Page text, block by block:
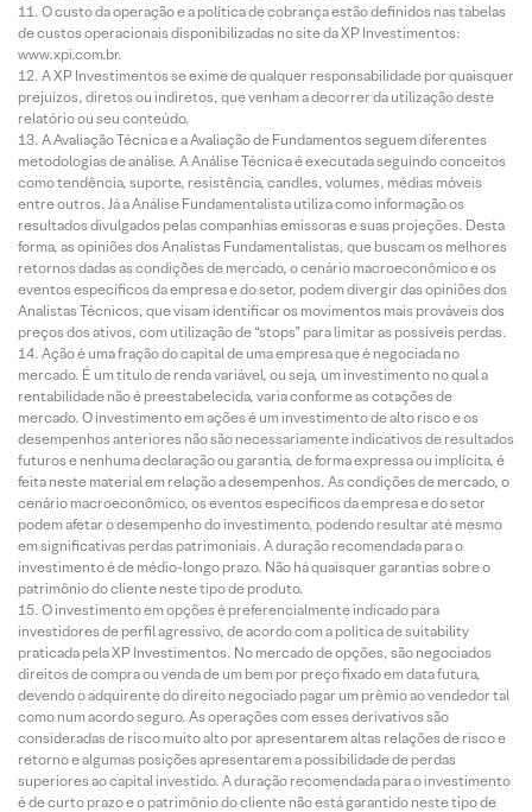
O custo da operação e a política de cobrança estão definidos nas tabelas
de custos operacionais disponibilizadas no site da XP Investimentos:
www.xpi.com.br.
A XP Investimentos se exime de qualquer responsabilidade por quaisquer
prejuízos, diretos ou indiretos, que venham a decorrer da utilização deste
relatório ou seu conteúdo.
A Avaliação Técnica e a Avaliação de Fundamentos seguem diferentes
metodologias de análise. A Análise Técnica é executada seguindo conceitos
como tendência, suporte, resistência, candles, volumes, médias móveis
entre outros. Já a Análise Fundamentalista utiliza como informação os
resultados divulgados pelas companhias emissoras e suas projeções. Desta
forma, as opiniões dos Analistas Fundamentalistas, que buscam os melhores
retornos dadas as condições de mercado, o cenário macroeconômico e os
eventos específicos da empresa e do setor, podem divergir das opiniões dos
Analistas Técnicos, que visam identificar os movimentos mais prováveis dos
preços dos ativos, com utilização de “stops” para limitar as possíveis perdas.
Ação é uma fração do capital de uma empresa que é negociada no
mercado. É um título de renda variável, ou seja, um investimento no qual a
rentabilidade não é preestabelecida, varia conforme as cotações de
mercado. O investimento em ações é um investimento de alto risco e os
desempenhos anteriores não são necessariamente indicativos de resultados
futuros e nenhuma declaração ou garantia, de forma expressa ou implícita, é
feita neste material em relação a desempenhos. As condições de mercado, o
cenário macroeconômico, os eventos específicos da empresa e do setor
podem afetar o desempenho do investimento, podendo resultar até mesmo
em significativas perdas patrimoniais. A duração recomendada para o
investimento é de médio-longo prazo. Não há quaisquer garantias sobre o
patrimônio do cliente neste tipo de produto.
O investimento em opções é preferencialmente indicado para
investidores de perfil agressivo, de acordo com a política de suitability
praticada pela XP Investimentos. No mercado de opções, são negociados
direitos de compra ou venda de um bem por preço fixado em data futura,
devendo o adquirente do direito negociado pagar um prêmio ao vendedor tal
como num acordo seguro. As operações com esses derivativos são
consideradas de risco muito alto por apresentarem altas relações de risco e
retorno e algumas posições apresentarem a possibilidade de perdas
superiores ao capital investido. A duração recomendada para o investimento
é de curto prazo e o patrimônio do cliente não está garantido neste tipo de